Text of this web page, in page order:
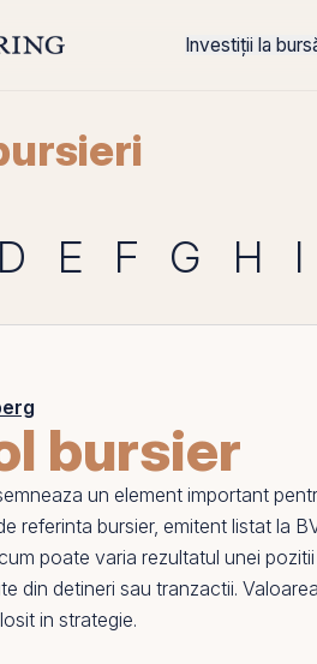
Investiții la
D E F G H I
bursier
un element important
referinta bursier, emitent listat la
poate varia rezultatul unei
din detineri sau tranzactii.
in strategie.